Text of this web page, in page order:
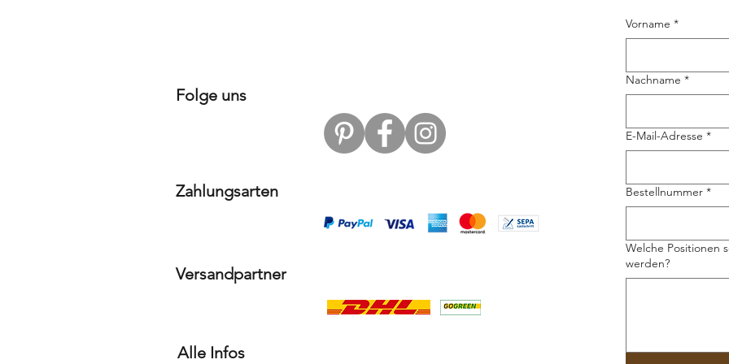
Folge uns
Zahlungsarten
Vorname *
Nachname *
E-Mail-Adresse *
Bestellnummer *
Welche Positionen
werden?
Versandpartner
Alle Infos